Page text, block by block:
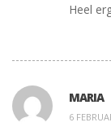
Heel
MARIA
6